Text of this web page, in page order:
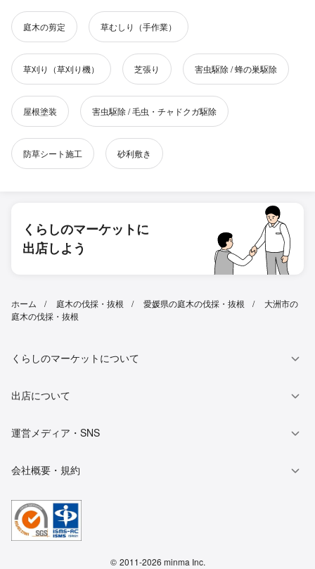
庭木の剪定 草むしり（手作業）
草刈り（草刈り機） 芝張り 害虫駆除 / 蜂の巣駆除
屋根塗装 害虫駆除 / 毛虫・チャドクガ駆除
防草シート施工 砂利敷き
くらしのマーケットに
出店しよう
ホーム 庭木の伐採・抜根 愛媛県の庭木の伐採・抜根
大洲市の
庭木の伐採・抜根
くらしのマーケットについて
出店について
運営メディア・SNS
会社概要・規約
© 2011-2026 minma Inc.